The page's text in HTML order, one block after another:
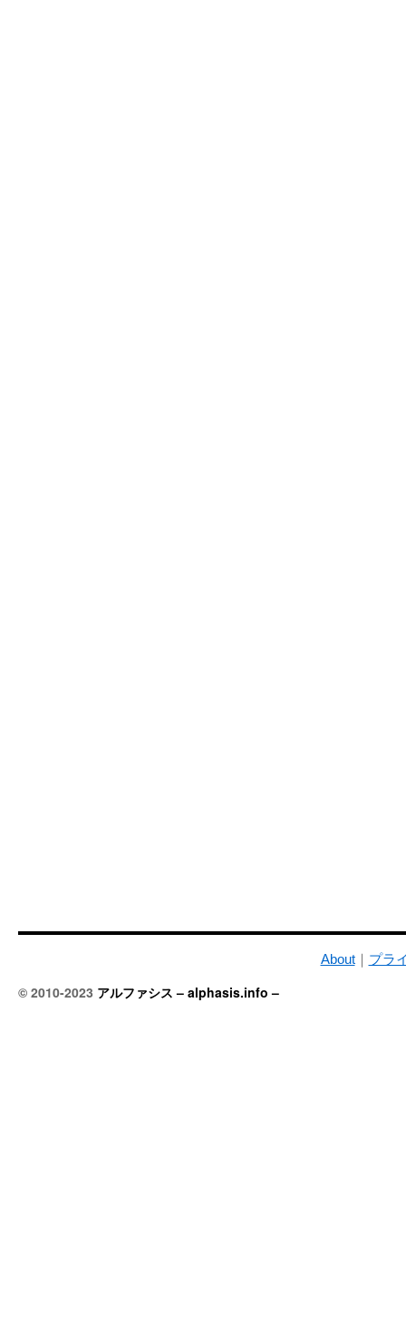
About｜ プラ
© 2010-2023 アルファシス – alphasis.info –